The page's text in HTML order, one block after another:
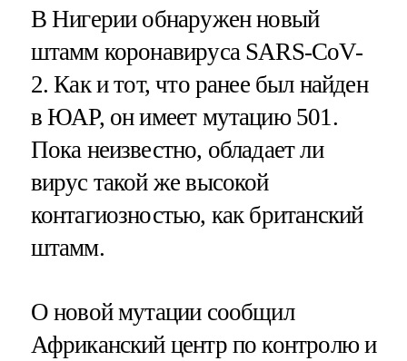
В Нигерии обнаружен новый
штамм коронавируса SARS-CoV-
2. Как и тот, что ранее был найден
в ЮАР, он имеет мутацию 501.
Пока неизвестно, обладает ли
вирус такой же высокой
контагиозностью, как британский
штамм.
О новой мутации сообщил
Африканский центр по контролю и